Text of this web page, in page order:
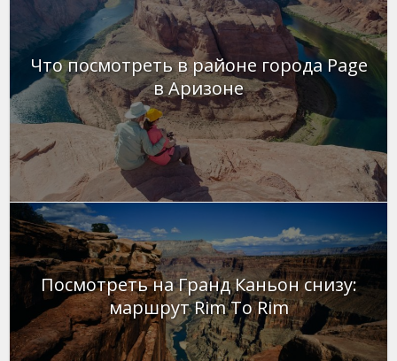
Что посмотреть в районе города Page
в Аризоне
Посмотреть на Гранд Каньон снизу:
маршрут Rim To Rim